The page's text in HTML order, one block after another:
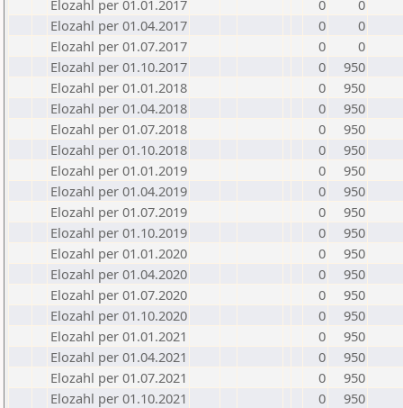
Elozahl per 01.01.2017
0
0
Elozahl per 01.04.2017
0
0
Elozahl per 01.07.2017
0
0
Elozahl per 01.10.2017
0
950
Elozahl per 01.01.2018
0
950
Elozahl per 01.04.2018
0
950
Elozahl per 01.07.2018
0
950
Elozahl per 01.10.2018
0
950
Elozahl per 01.01.2019
0
950
Elozahl per 01.04.2019
0
950
Elozahl per 01.07.2019
0
950
Elozahl per 01.10.2019
0
950
Elozahl per 01.01.2020
0
950
Elozahl per 01.04.2020
0
950
Elozahl per 01.07.2020
0
950
Elozahl per 01.10.2020
0
950
Elozahl per 01.01.2021
0
950
Elozahl per 01.04.2021
0
950
Elozahl per 01.07.2021
0
950
Elozahl per 01.10.2021
0
950